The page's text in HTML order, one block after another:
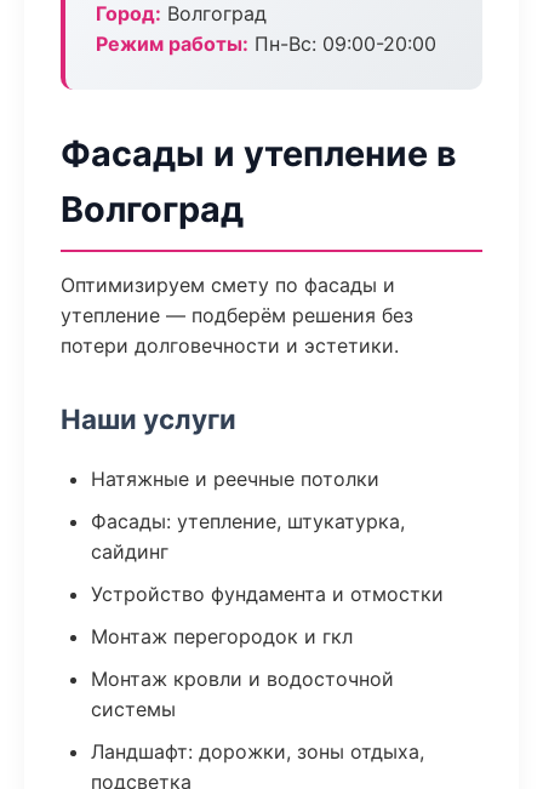
Город: Волгоград
Режим работы: Пн-Вс: 09:00-20:00
Фасады и утепление в
Волгоград
Оптимизируем смету по фасады и
утепление — подберём решения без
потери долговечности и эстетики.
Наши услуги
Натяжные и реечные потолки
Фасады: утепление, штукатурка,
сайдинг
Устройство фундамента и отмостки
Монтаж перегородок и гкл
Монтаж кровли и водосточной
системы
Ландшафт: дорожки, зоны отдыха,
подсветка